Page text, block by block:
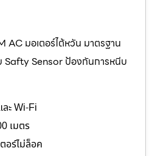
AC มอเตอร์ไต้หวัน มาตรฐาน
Safty Sensor ป้องกันการหนีบ
ะ Wi-Fi
เมตร
อร์ไม่ล็อค